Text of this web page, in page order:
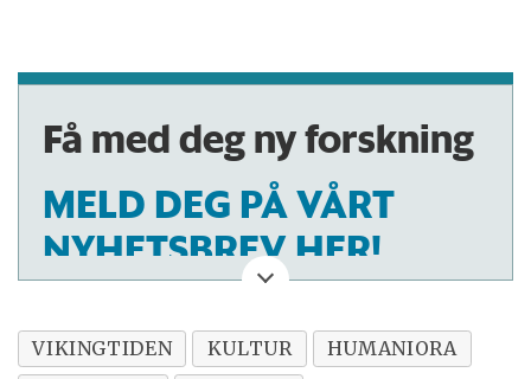
Få med deg ny forskning
MELD DEG PÅ VÅRT
NYHETSBREV HER!
VIKINGTIDEN KULTUR
HUMANIORA